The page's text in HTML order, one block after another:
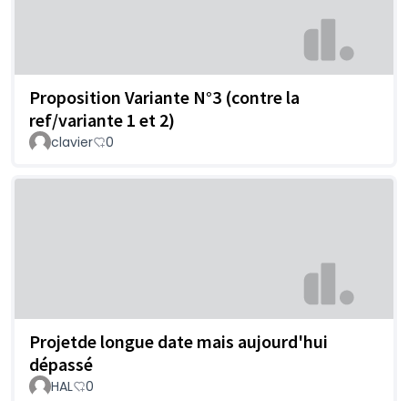
Proposition Variante N°3 (contre la
ref/variante 1 et 2)
clavier 0
Projetde longue date mais aujourd'hui
dépassé
HAL 0